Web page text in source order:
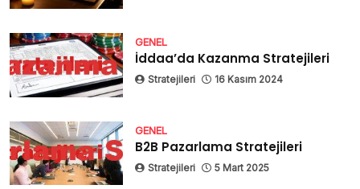
GENEL
İddaa’da Kazanma Stratejileri
Stratejileri 16 Kasım 2024
GENEL
B2B Pazarlama Stratejileri
Stratejileri 5 Mart 2025